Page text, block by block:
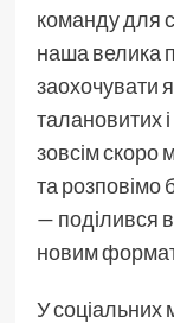
команду для
наша велика
заохочувати
талановитих
зовсім скоро
та розповімо
— поділився
новим
У